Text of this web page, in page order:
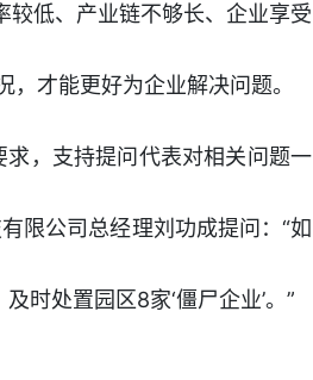
较低、产业链不够长、企业享受
，才能更好为企业解决问题。
，支持提问代表对相关问题一
限公司总经理刘功成提问：“如
时处置园区8家‘僵尸企业’。”